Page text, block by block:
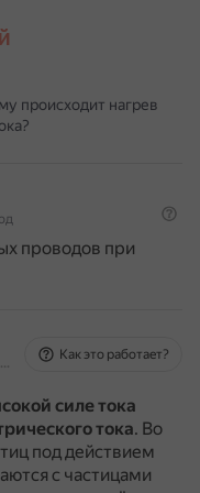
происходит нагрев
проводов при
На основе источников, возможны неточности
Как это работает?
силе тока
тока. Во
под действием
с частицами